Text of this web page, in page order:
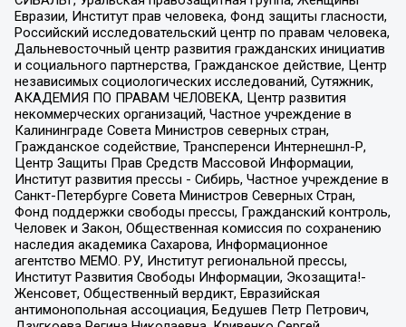
Евразии, Институт прав человека, Фонд защиты гласности,
Российский исследовательский центр по правам человека,
Дальневосточный центр развития гражданских инициатив
и социального партнерства, Гражданское действие, Центр
независимых социологических исследований, Сутяжник,
АКАДЕМИЯ ПО ПРАВАМ ЧЕЛОВЕКА, Центр развития
некоммерческих организаций, Частное учреждение в
Калининграде Совета Министров северных стран,
Гражданское содействие, Трансперенси Интернешнл-Р,
Центр Защиты Прав Средств Массовой Информации,
Институт развития прессы - Сибирь, Частное учреждение в
Санкт-Петербурге Совета Министров Северных Стран,
Фонд поддержки свободы прессы, Гражданский контроль,
Человек и Закон, Общественная комиссия по сохранению
наследия академика Сахарова, Информационное
агентство МЕМО. РУ, Институт региональной прессы,
Институт Развития Свободы Информации, Экозащита!-
Женсовет, Общественный вердикт, Евразийская
антимонопольная ассоциация, Бедушев Петр Петрович,